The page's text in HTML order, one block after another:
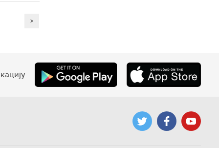
>